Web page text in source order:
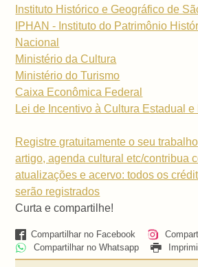
Instituto Histórico e Geográfico de
IPHAN - Instituto do Patrimônio
Nacional
Ministério da Cultura
Ministério do Turismo
Caixa Econômica Federal
Lei de Incentivo à Cultura Estadual e
Registre gratuitamente o seu
artigo, agenda cultural etc/contribua
atualizações e acervo: todos os
serão registrados
Curta e compartilhe!
Compartilhar no Facebook
Compartilhar no Whatsapp